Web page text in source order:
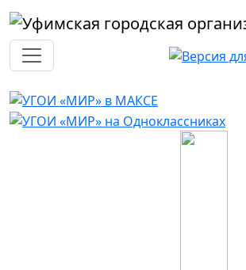
Перейти к основному содержанию